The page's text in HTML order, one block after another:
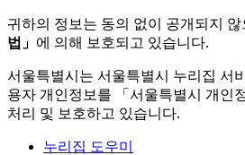
귀하의 정보는 동의 없이 공개되지 않
법」 에 의해 보호되고 있습니다.
서울특별시는 서울특별시 누리집 서
용자 개인정보를 「서울특별시 개인
처리 및 보호하고 있습니다.
누리집 도우미